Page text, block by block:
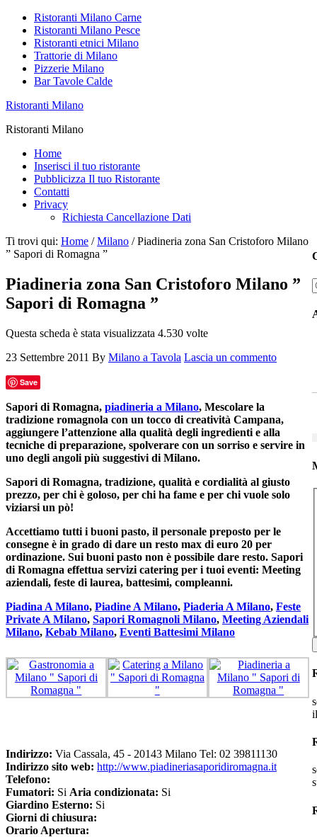
Ristoranti Milano Carne
Ristoranti Milano Pesce
Ristoranti etnici Milano
Trattorie di Milano
Pizzerie Milano
Bar Tavole Calde
Ristoranti Milano
Ristoranti Milano
Home
Inserisci il tuo ristorante
Pubblicizza Il tuo Ristorante
Contatti
Privacy
Richiesta Cancellazione Dati
Ti trovi qui: Home / Milano /Piadineria zona San Cristoforo Milano
” Sapori di Romagna ”
Piadineria zona San Cristoforo Milano ”
Sapori di Romagna ”
Questa scheda è stata visualizzata 4.530 volte
23 Settembre 2011 By Milano a Tavola Lascia un commento
Save
Sapori di Romagna, piadineria a Milano, Mescolare la
tradizione romagnola con un tocco di creatività Campana,
aggiungere l’attenzione alla qualità degli ingredienti e alla
tecniche di preparazione, spolverare con un sorriso e servire in
uno degli angoli più suggestivi di Milano.
Sapori di Romagna, tradizione, qualità e cordialità al giusto
prezzo, per chi è goloso, per chi ha fame e per chi vuole solo
viziarsi un pò!
Accettiamo tutti i buoni pasto, il personale preposto per le
consegne è in grado di dare un resto max di euro 20 per
ordinazione. Sui buoni pasto non è possibile dare resto. Sapori
di Romagna effettua servizi catering per i tuoi eventi: Meeting
aziendali, feste di laurea, battesimi, compleanni.
Piadina A Milano, Piadine A Milano, Piaderia A Milano, Feste
Private A Milano, Sapori Romagnoli Milano, Meeting Aziendali
Milano, Kebab Milano, Eventi Battesimi Milano
Indirizzo: Via Cassala, 45 - 20143 Milano Tel: 02 39811130
Indirizzo sito web: http://www.piadineriasaporidiromagna.it
Telefono:
Fumatori: Si Aria condizionata: Si
Giardino Esterno: Si
Giorni di chiusura:
Orario Apertura: